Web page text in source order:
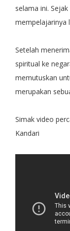
selama ini.
mempelajarinya
Setelah
spiritual ke
memutuskan
merupakan
Simak video
Kandari